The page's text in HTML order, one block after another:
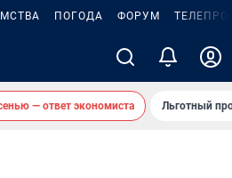
ПОГОДА ФОРУМ
— ответ экономиста Льготный